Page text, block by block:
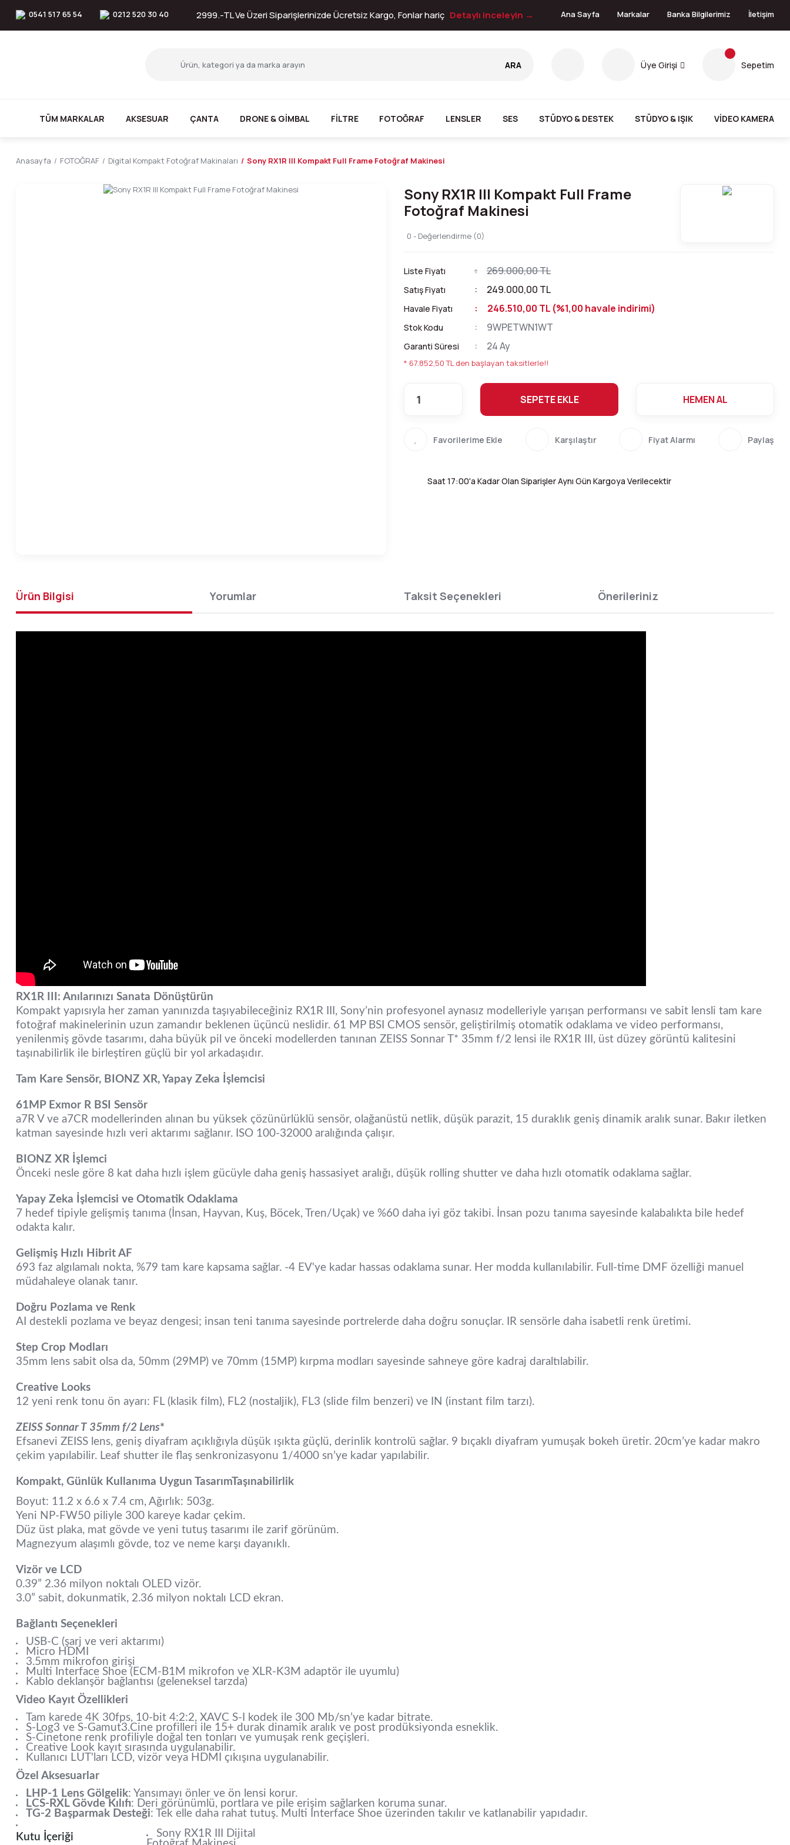
0541 517 65 54 0212 520 30 40 2999.-TL Ve Üzeri Siparişlerinizde Ücretsiz Kargo, Fonlar hariç Detaylı inceleyin → Ana Sayfa Markalar Banka Bilgilerimiz İletişim
ARA Üye Girişi Sepetim
TÜM MARKALAR AKSESUAR ÇANTA DRONE & GİMBAL FİLTRE FOTOĞRAF LENSLER SES STÜDYO & DESTEK STÜDYO & IŞIK VİDEO KAMERA
Anasayfa FOTOĞRAF Digital Kompakt Fotoğraf Makinaları Sony RX1R III Kompakt Full Frame Fotoğraf Makinesi
Sony RX1R III Kompakt Full Frame
Fotoğraf Makinesi
0 - Değerlendirme (0)
Liste Fiyatı 269.000,00 TL
Satış Fiyatı 249.000,00 TL
Havale Fiyatı 246.510,00 TL (%1,00 havale indirimi)
Stok Kodu 9WPETWN1WT
Garanti Süresi 24 Ay
* 67.852,50 TL den başlayan taksitlerle!!
SEPETE EKLE HEMEN AL
Karşılaştır Fiyat Alarmı Paylaş
Saat 17:00'a Kadar Olan Siparişler Aynı Gün Kargoya Verilecektir
Ürün Bilgisi Yorumlar Taksit Seçenekleri Önerileriniz
RX1R III: Anılarınızı Sanata Dönüştürün
Kompakt yapısıyla her zaman yanınızda taşıyabileceğiniz RX1R III, Sony’nin profesyonel aynasız modelleriyle yarışan performansı ve sabit lensli tam kare
fotoğraf makinelerinin uzun zamandır beklenen üçüncü neslidir. 61 MP BSI CMOS sensör, geliştirilmiş otomatik odaklama ve video performansı,
yenilenmiş gövde tasarımı, daha büyük pil ve önceki modellerden tanınan ZEISS Sonnar T* 35mm f/2 lensi ile RX1R III, üst düzey görüntü kalitesini
taşınabilirlik ile birleştiren güçlü bir yol arkadaşıdır.
Tam Kare Sensör, BIONZ XR, Yapay Zeka İşlemcisi
61MP Exmor R BSI Sensör
a7R V ve a7CR modellerinden alınan bu yüksek çözünürlüklü sensör, olağanüstü netlik, düşük parazit, 15 duraklık geniş dinamik aralık sunar. Bakır iletken
katman sayesinde hızlı veri aktarımı sağlanır. ISO 100-32000 aralığında çalışır.
BIONZ XR İşlemci
Önceki nesle göre 8 kat daha hızlı işlem gücüyle daha geniş hassasiyet aralığı, düşük rolling shutter ve daha hızlı otomatik odaklama sağlar.
Yapay Zeka İşlemcisi ve Otomatik Odaklama
7 hedef tipiyle gelişmiş tanıma (İnsan, Hayvan, Kuş, Böcek, Tren/Uçak) ve %60 daha iyi göz takibi. İnsan pozu tanıma sayesinde kalabalıkta bile hedef
odakta kalır.
Gelişmiş Hızlı Hibrit AF
693 faz algılamalı nokta, %79 tam kare kapsama sağlar. -4 EV'ye kadar hassas odaklama sunar. Her modda kullanılabilir. Full-time DMF özelliği manuel
müdahaleye olanak tanır.
Doğru Pozlama ve Renk
AI destekli pozlama ve beyaz dengesi; insan teni tanıma sayesinde portrelerde daha doğru sonuçlar. IR sensörle daha isabetli renk üretimi.
Step Crop Modları
35mm lens sabit olsa da, 50mm (29MP) ve 70mm (15MP) kırpma modları sayesinde sahneye göre kadraj daraltılabilir.
Creative Looks
12 yeni renk tonu ön ayarı: FL (klasik film), FL2 (nostaljik), FL3 (slide film benzeri) ve IN (instant film tarzı).
ZEISS Sonnar T 35mm f/2 Lens*
Efsanevi ZEISS lens, geniş diyafram açıklığıyla düşük ışıkta güçlü, derinlik kontrolü sağlar. 9 bıçaklı diyafram yumuşak bokeh üretir. 20cm’ye kadar makro
çekim yapılabilir. Leaf shutter ile flaş senkronizasyonu 1/4000 sn’ye kadar yapılabilir.
Kompakt, Günlük Kullanıma Uygun TasarımTaşınabilirlik
Boyut: 11.2 x 6.6 x 7.4 cm, Ağırlık: 503g.
Yeni NP-FW50 piliyle 300 kareye kadar çekim.
Düz üst plaka, mat gövde ve yeni tutuş tasarımı ile zarif görünüm.
Magnezyum alaşımlı gövde, toz ve neme karşı dayanıklı.
Vizör ve LCD
0.39” 2.36 milyon noktalı OLED vizör.
3.0” sabit, dokunmatik, 2.36 milyon noktalı LCD ekran.
Bağlantı Seçenekleri
USB-C (şarj ve veri aktarımı)
Micro HDMI
3.5mm mikrofon girişi
Multi Interface Shoe (ECM-B1M mikrofon ve XLR-K3M adaptör ile uyumlu)
Kablo deklanşör bağlantısı (geleneksel tarzda)
Video Kayıt Özellikleri
Tam karede 4K 30fps, 10-bit 4:2:2, XAVC S-I kodek ile 300 Mb/sn’ye kadar bitrate.
S-Log3 ve S-Gamut3.Cine profilleri ile 15+ durak dinamik aralık ve post prodüksiyonda esneklik.
S-Cinetone renk profiliyle doğal ten tonları ve yumuşak renk geçişleri.
Creative Look kayıt sırasında uygulanabilir.
Kullanıcı LUT'ları LCD, vizör veya HDMI çıkışına uygulanabilir.
Özel Aksesuarlar
LHP-1 Lens Gölgelik: Yansımayı önler ve ön lensi korur.
LCS-RXL Gövde Kılıfı: Deri görünümlü, portlara ve pile erişim sağlarken koruma sunar.
TG-2 Başparmak Desteği: Tek elle daha rahat tutuş. Multi Interface Shoe üzerinden takılır ve katlanabilir yapıdadır.
Kutu İçeriği
Sony RX1R III Dijital